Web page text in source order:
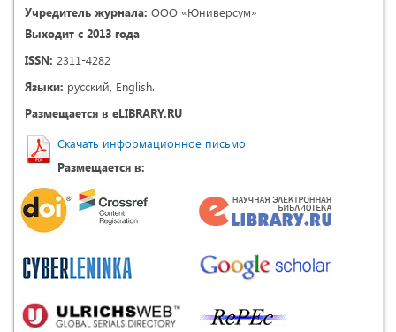
Учредитель журнала: ООО «Юниверсум»
Выходит с 2013 года
ISSN: 2311-4282
Языки: русский, English.
Размещается в eLIBRARY.RU
Скачать информационное письмо
Размещается в: